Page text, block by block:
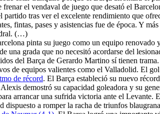
el vendaval de juego que desató el
tras ver el excelente rendimiento que
fintas, pases y asistencias fue de época. Y
(…)
pinta su juego como un equipo
grada que no necesitó acordarse del
del Barça de Gerardo Martino sí tienen
de equipos valientes como el Valladolid. El
de récord. El Barça estableció su nuevo
demostró su capacidad goleadora y su
arrancar una sufrida victoria ante el
dispuesto a romper la racha de triunfos